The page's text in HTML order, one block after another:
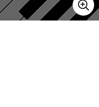
DTM